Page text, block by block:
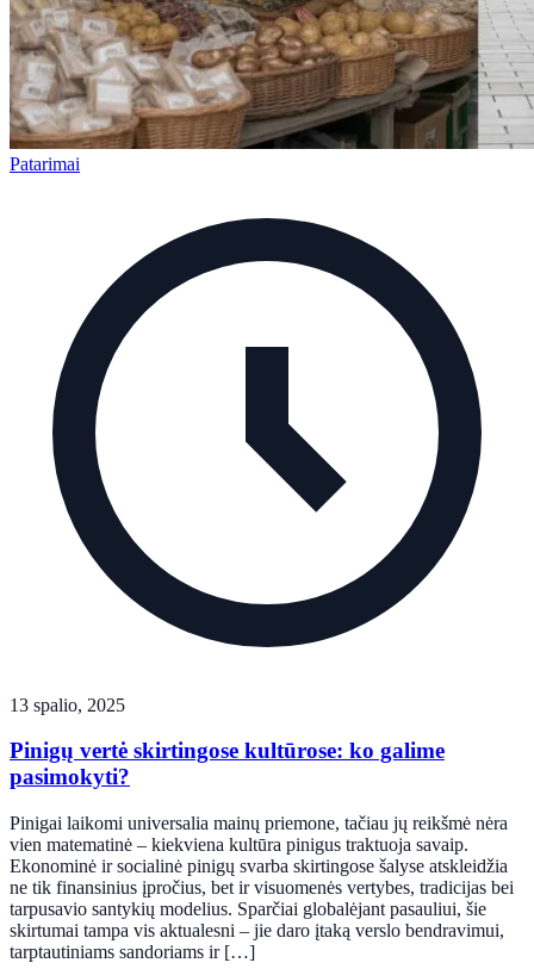
Patarimai
13 spalio, 2025
Pinigų vertė skirtingose kultūrose: ko galime
pasimokyti?
Pinigai laikomi universalia mainų priemone, tačiau jų reikšmė nėra
vien matematinė – kiekviena kultūra pinigus traktuoja savaip.
Ekonominė ir socialinė pinigų svarba skirtingose šalyse atskleidžia
ne tik finansinius įpročius, bet ir visuomenės vertybes, tradicijas bei
tarpusavio santykių modelius. Sparčiai globalėjant pasauliui, šie
skirtumai tampa vis aktualesni – jie daro įtaką verslo bendravimui,
tarptautiniams sandoriams ir […]